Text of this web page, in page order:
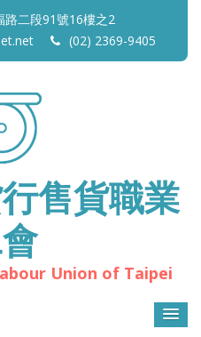
路二段91號16樓之2
(02) 2369-9405
售貨職業
Union of Taipei